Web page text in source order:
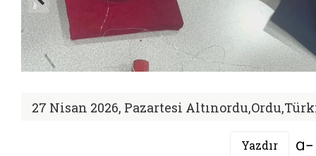
27 Nisan 2026, Pazartesi
Yazdır